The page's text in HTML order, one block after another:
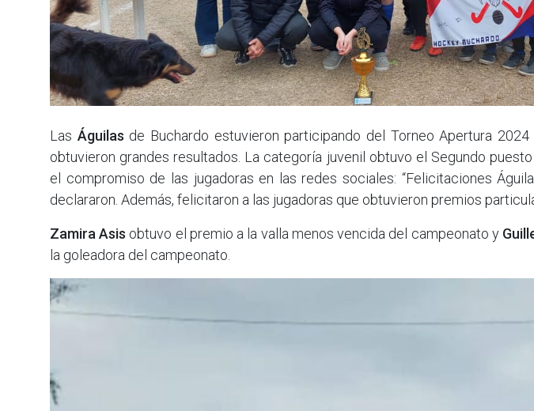
Las Águilas de Buchardo estuvieron participando del Torneo Apertura 2024
obtuvieron grandes resultados. La categoría juvenil obtuvo el Segundo
el compromiso de las jugadoras en las redes sociales: “Felicitaciones
declararon. Además, felicitaron a las jugadoras que obtuvieron premios
Zamira Asis obtuvo el premio a la valla menos vencida del campeonato y
la goleadora del campeonato.